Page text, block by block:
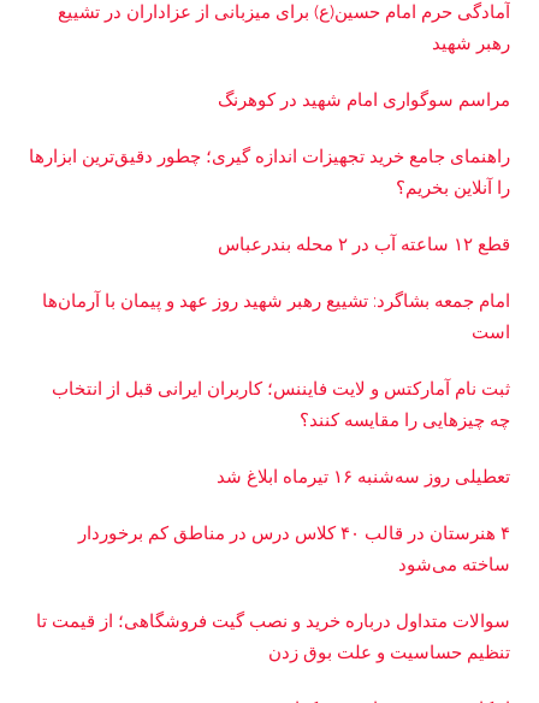
آمادگی حرم امام حسین(ع) برای میزبانی از عزاداران در تشییع
رهبر شهید
مراسم سوگواری امام شهید در کوهرنگ
راهنمای جامع خرید تجهیزات اندازه گیری؛ چطور دقیق‌ترین ابزارها
را آنلاین بخریم؟
قطع ۱۲ ساعته آب در ۲ محله بندرعباس
امام جمعه بشاگرد: تشییع رهبر شهید روز عهد و پیمان با آرمان‌ها
است
ثبت نام آمارکتس و لایت فایننس؛ کاربران ایرانی قبل از انتخاب
چه چیزهایی را مقایسه کنند؟
تعطیلی روز سه‌شنبه ۱۶ تیرماه ابلاغ شد
۴ هنرستان در قالب ۴۰ کلاس درس در مناطق کم برخوردار
ساخته می‌شود
سوالات متداول درباره خرید و نصب گیت فروشگاهی؛ از قیمت تا
تنظیم حساسیت و علت بوق زدن